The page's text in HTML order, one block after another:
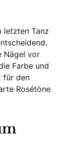
letzten Tanz
Nägel vor
Farbe und
für den
Rosétöne